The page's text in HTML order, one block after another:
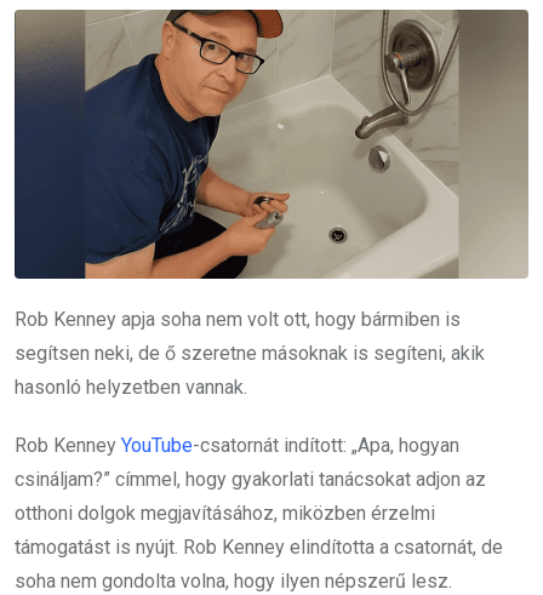
Rob Kenney apja soha nem volt ott, hogy bármiben is
segítsen neki, de ő szeretne másoknak is segíteni, akik
hasonló helyzetben vannak.
Rob Kenney YouTube-csatornát indított: „Apa, hogyan
csináljam?” címmel, hogy gyakorlati tanácsokat adjon az
otthoni dolgok megjavításához, miközben érzelmi
támogatást is nyújt. Rob Kenney elindította a csatornát, de
soha nem gondolta volna, hogy ilyen népszerű lesz.